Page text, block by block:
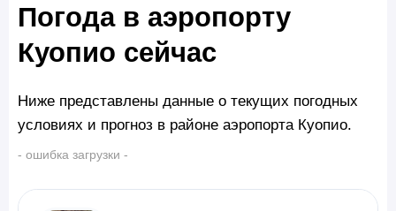
Погода в аэропорту
Куопио сейчас
Ниже представлены данные о текущих погодных
условиях и прогноз в районе аэропорта Куопио.
- ошибка загрузки -